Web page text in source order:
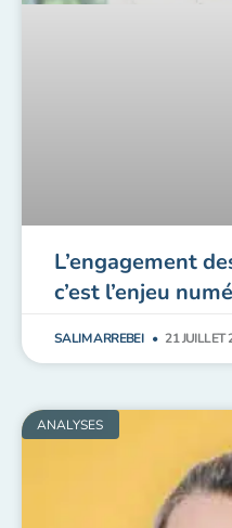
L’engagement
c’est l’enjeu
SALIM ARREBEI 21 JUILLET
ANALYSES